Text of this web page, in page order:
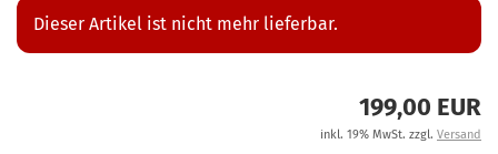
Dieser Artikel ist nicht mehr lieferbar.
199,00 EUR
inkl. 19% MwSt. zzgl. Versand